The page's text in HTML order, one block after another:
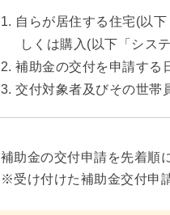
自らが居住する住宅(以
しくは購入(以下「シス
補助金の交付を申請する
交付対象者及びその世帯
補助金の交付申請を先着順
※受け付けた補助金交付申